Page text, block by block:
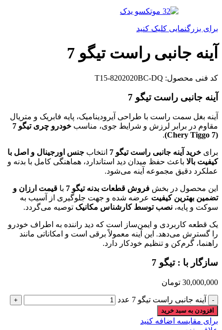
برای بزرگنمایی کلیک کنید
آینه جانبی راست تیگو 7
کد فنی محصول: T15-8202020BC-DQ
آینه جانبی راست تیگو 7
آینه بغل سمت راست با طراحی آیرودینامیک، پایه فابریک و متریال
مقاوم در برابر لرزش و شرایط جوی، مناسب
خودرو چری تیگو 7
(Chery Tiggo 7)
.
برای خرید آینه جانبی راست تیگو 7 انتخاب جنس اورجینال و اصل با
کیفیت بالا باعث حفظ میدان دید استاندارد، هماهنگی کامل با بدنه و
عملکرد دقیق مجموعه آینه می‌شود.
این محصول در بخش فروش قطعات بدنه تیگو 7 با قیمت ارزان و
تضمین بهترین کیفیت عرضه شده و جهت جلوگیری از آسیب به
سوکت و پایه، نصب توسط کارشناس مکانیک توصیه می‌گردد.
یک قطعه کاربردی و ایمن‌ساز است که دید راننده به اطراف خودرو
را گسترش می‌دهد. این آینه معمولاً برقی است و امکاناتی مانند
راهنما، گرم‌کن و تنظیم خودکار دارد.
سازگار با : تیگو 7
30,000,000 تومان
آینه جانبی راست تیگو 7 عدد
افزودن به سبد خرید
برای مقایسه اضافه کنید